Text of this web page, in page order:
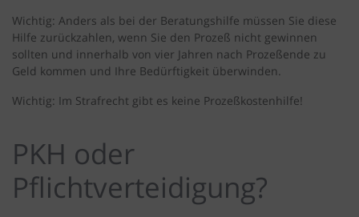
Wichtig: Anders als bei der Beratungshilfe müssen Sie diese
Hilfe zurückzahlen, wenn Sie den Prozeß nicht gewinnen
sollten und innerhalb von vier Jahren nach Prozeßende zu
Geld kommen und Ihre Bedürftigkeit überwinden.
Wichtig: Im Strafrecht gibt es keine Prozeßkostenhilfe!
PKH oder
Pflichtverteidigung?